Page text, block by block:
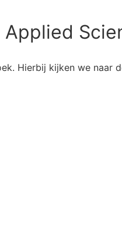
Hierbij kijken we naar